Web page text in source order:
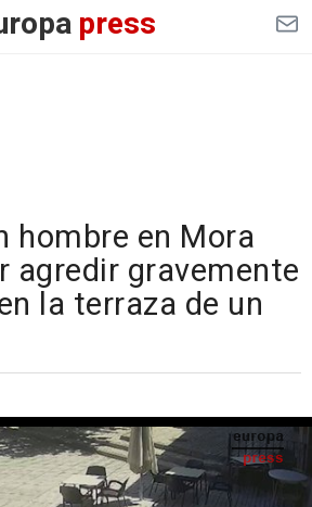
press
hombre en Mora
agredir gravemente
la terraza de un